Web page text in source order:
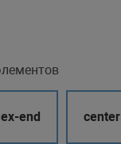
end center